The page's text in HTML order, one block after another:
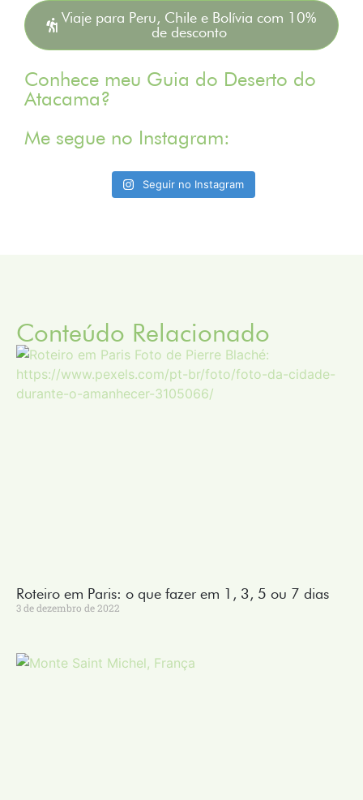
Viaje para Peru, Chile e Bolívia com 10%
de desconto
Conhece meu Guia do Deserto do
Atacama?
Me segue no Instagram:
Seguir no Instagram
Conteúdo Relacionado
Roteiro em Paris: o que fazer em 1, 3, 5 ou 7 dias
3 de dezembro de 2022